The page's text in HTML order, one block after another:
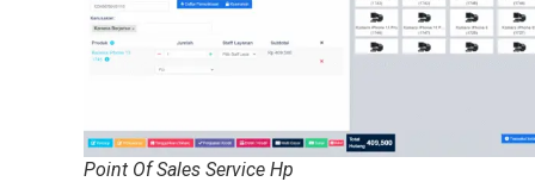
Point Of Sales Service Hp